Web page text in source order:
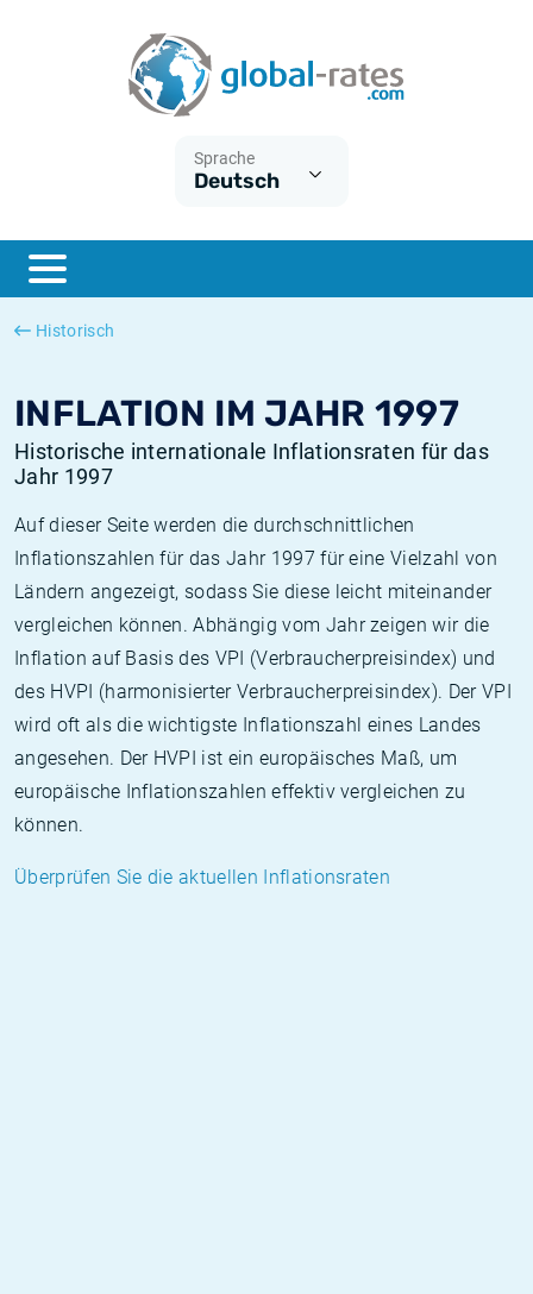
Sprache
Deutsch
Historisch
INFLATION IM JAHR 1997
Historische internationale Inflationsraten für das
Jahr 1997
Auf dieser Seite werden die durchschnittlichen
Inflationszahlen für das Jahr 1997 für eine Vielzahl von
Ländern angezeigt, sodass Sie diese leicht miteinander
vergleichen können. Abhängig vom Jahr zeigen wir die
Inflation auf Basis des VPI (Verbraucherpreisindex) und
des HVPI (harmonisierter Verbraucherpreisindex). Der VPI
wird oft als die wichtigste Inflationszahl eines Landes
angesehen. Der HVPI ist ein europäisches Maß, um
europäische Inflationszahlen effektiv vergleichen zu
können.
Überprüfen Sie die aktuellen Inflationsraten
ESTER
SONIA
Was ist die VPI-Inflation?
Was ist die HVPI-Inflation?
Deutsche inflation
Europäische inflation
Historische Euribor-Sätze
Historische ESTER-Sätze
Historische SOFR-Sätze
Historische SONIA-Sätze
Inflationsrechner